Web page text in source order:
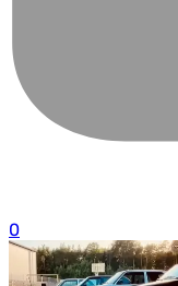
0